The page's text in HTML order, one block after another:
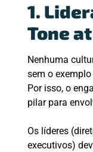
1.
Tone
Nenhuma
sem o
Por isso, o
pilar para
Os líderes
executivos)